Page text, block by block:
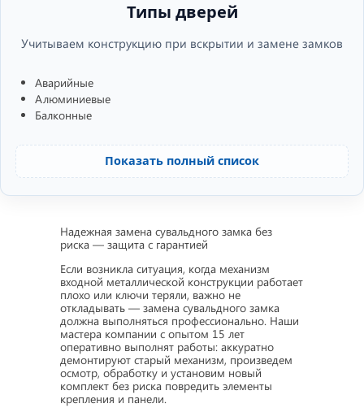
Типы дверей
Учитываем конструкцию при вскрытии и замене замков
Аварийные
Алюминиевые
Балконные
Показать полный список
Надежная замена сувальдного замка без
риска — защита с гарантией
Если возникла ситуация, когда механизм
входной металлической конструкции работает
плохо или ключи теряли, важно не
откладывать — замена сувальдного замка
должна выполняться профессионально. Наши
мастера компании с опытом 15 лет
оперативно выполнят работы: аккуратно
демонтируют старый механизм, произведем
осмотр, обработку и установим новый
комплект без риска повредить элементы
крепления и панели.